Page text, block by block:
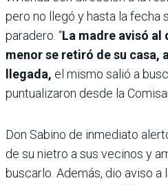
pero no llegó y hasta la fecha
paradero. “La madre avisó al
menor se retiró de su casa,
llegada, el mismo salió a
puntualizaron desde la
Don Sabino de inmediato
de su nietro a sus vecinos y
buscarlo. Además, dio aviso a